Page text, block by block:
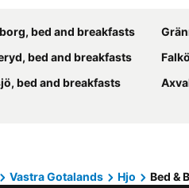
bed and breakfasts
bed and breakfasts
bed and breakfasts
Vastra Gotalands Hjo Bed &